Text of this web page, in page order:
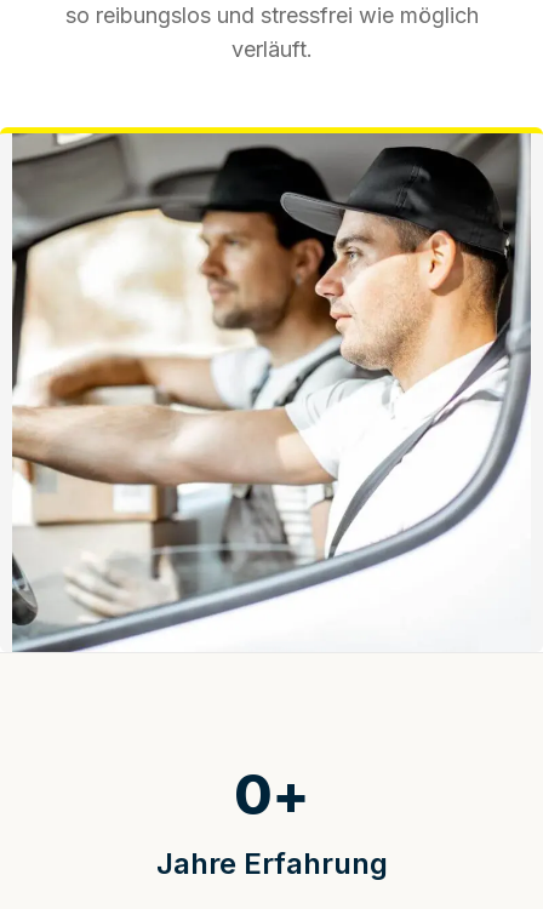
so reibungslos und stressfrei wie möglich
verläuft.
Jahre Erfahrung
0+